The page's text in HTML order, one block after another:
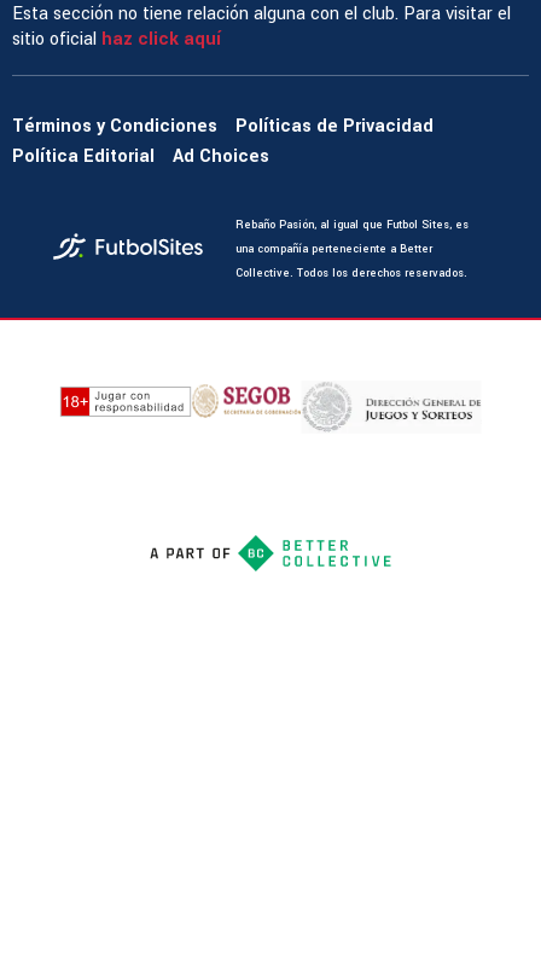
Esta sección no tiene relación alguna con el club. Para visitar el
sitio oficial haz click aquí
Términos y Condiciones
Políticas de Privacidad
Política Editorial
Ad Choices
Rebaño Pasión, al igual que Futbol Sites, es
una compañía perteneciente a Better
Collective. Todos los derechos reservados.